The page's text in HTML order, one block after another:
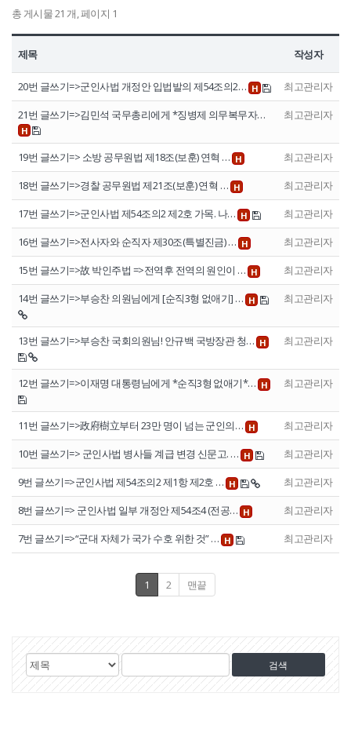
주요활동사업
정보공개
HOME 유가족회원 로그인
기부금회원 로그인
유가족 회원가입
기부금 회원가입
총 게시물 21 개, 페이지 1
제목 작성자
20번 글쓰기=>군인사법 개정안 입법발의 제54조의2… H
최고관리자
21번 글쓰기=>김민석 국무총리에게 *징병제 의무복무자…
H
최고관리자
19번 글쓰기=> 소방 공무원법 제18조(보훈) 연혁 … H
최고관리자
18번 글쓰기=>경찰 공무원법 제21조(보훈) 연혁 … H
최고관리자
17번 글쓰기=>군인사법 제54조의2 제2호 가목. 나… H
최고관리자
16번 글쓰기=>전사자와 순직자 제30조(특별진금) … H
최고관리자
15번 글쓰기=>故 박인주법 =>전역후 전역의 원인이 … H
최고관리자
14번 글쓰기=>부승찬 의원님에게 [순직3형 없애기] … H 최고관리자
13번 글쓰기=>부승찬 국회의원님! 안규백 국방장관 청… H 최고관리자
12번 글쓰기=>이재명 대통령님에게 *순직3형 없애기*… H 최고관리자
11번 글쓰기=>政府樹立부터 23만 명이 넘는 군인의… H
최고관리자
10번 글쓰기=> 군인사법 병사들 계급 변경 신문고. … H
최고관리자
9번 글쓰기=>군인사법 제54조의2 제1항 제2호 … H
최고관리자
8번 글쓰기=> 군인사법 일부 개정안 제54조4 (전공… H
최고관리자
7번 글쓰기=>“군대 자체가 국가 수호 위한 것” … H 최고관리자
1 2 맨끝
게
시
검
색
색